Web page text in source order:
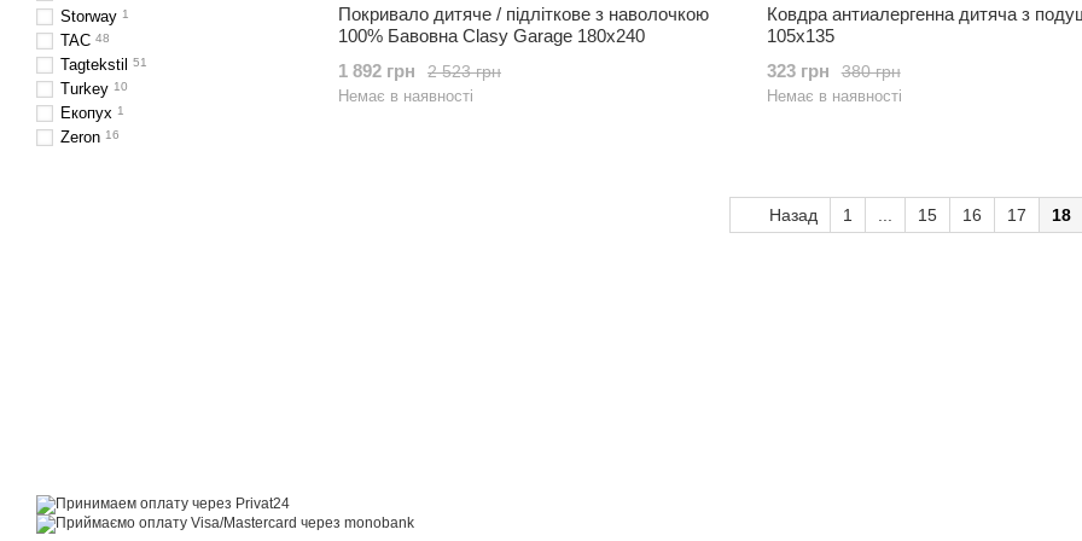
Покривало дитяче / підліткове з наволочкою
100% Бавовна Clasy Garage 180х240
2 523 грн
1 892 грн
Немає в наявності
Ковдра антиалергенна дитяча з
105x135
380 грн
323 грн
Немає в наявності
Назад 1 15 16 17 18
Storway 1
TAC 48
Tagtekstil 51
Turkey 10
Екопух 1
Zeron 16